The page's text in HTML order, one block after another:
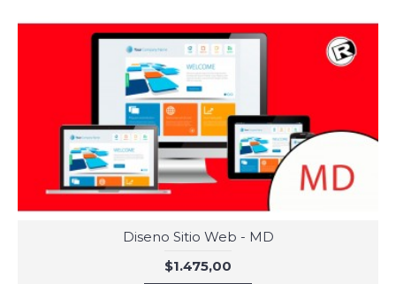
Diseno Sitio Web - MD
$1.475,00